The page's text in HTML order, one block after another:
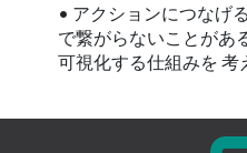
• アクションにつなげ
で繋がらないことがあ
可視化する仕組みを 考